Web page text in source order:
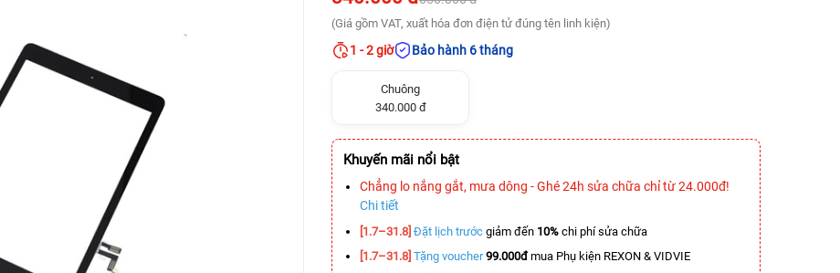
(Giá gồm VAT, xuất hóa đơn điện tử đúng tên linh kiện)
1 - 2 giờ Bảo hành 6 tháng
Chuông
340.000 đ
Khuyến mãi nổi bật
Chẳng lo nắng gắt, mưa dông - Ghé 24h sửa chữa chỉ từ 24.000đ!
Chi tiết
[1.7–31.8] Đặt lịch trước giảm đến 10% chi phí sửa chữa
[1.7–31.8] Tặng voucher 99.000đmua Phụ kiện REXON & VIDVIE